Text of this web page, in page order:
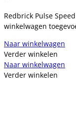
Redbrick Pulse
winkelwagen
Naar winkelwagen
Verder winkelen
Naar winkelwagen
Verder winkelen